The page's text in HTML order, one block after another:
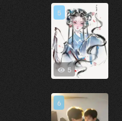
5
5
6